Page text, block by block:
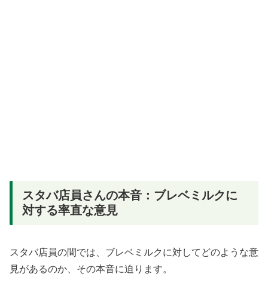
スタバ店員さんの本音：ブレベミルクに
対する率直な意見
スタバ店員の間では、ブレベミルクに対してどのような意
見があるのか、その本音に迫ります。